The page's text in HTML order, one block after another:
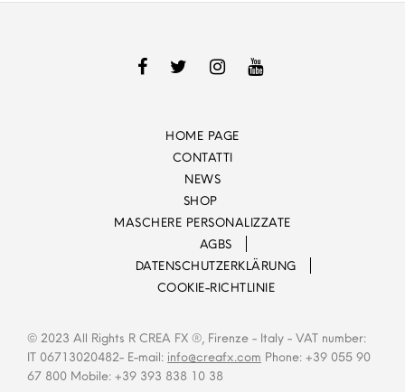
HOME PAGE
CONTATTI
NEWS
SHOP
MASCHERE PERSONALIZZATE
AGBS
DATENSCHUTZERKLÄRUNG
COOKIE-RICHTLINIE
© 2023 All Rights R CREA FX ®, Firenze - Italy - VAT number:
IT 06713020482- E-mail: info@creafx.com Phone: +39 055 90
67 800 Mobile: +39 393 838 10 38